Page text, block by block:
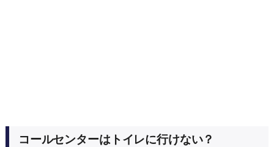
コールセンターはトイレに行けない？